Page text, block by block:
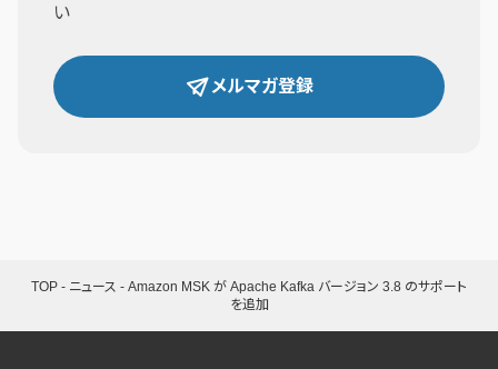
い
メルマガ登録
TOP - ニュース - Amazon MSK が Apache Kafka バージョン 3.8 のサポート
を追加